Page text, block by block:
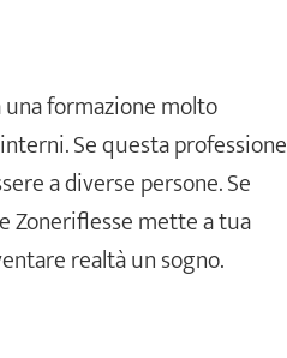
una formazione molto
Se questa professione
a diverse persone. Se
Zoneriflesse mette a tua
realtà un sogno.